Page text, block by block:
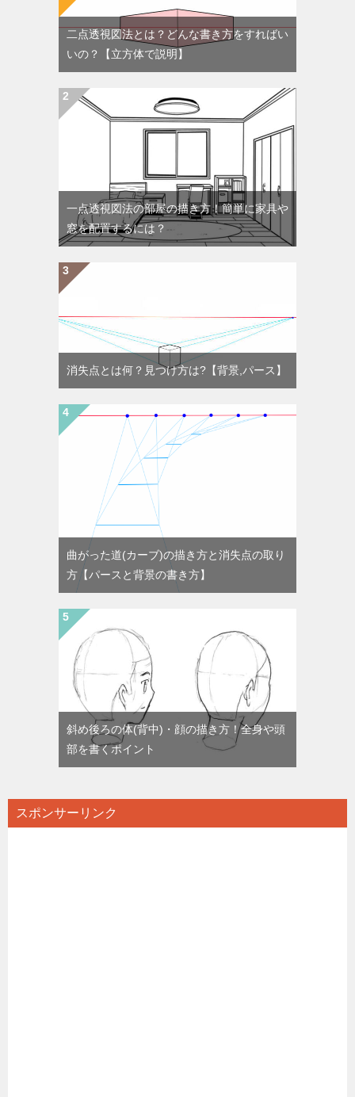
二点透視図法とは？どんな書き方をすればい
いの？【立方体で説明】
一点透視図法の部屋の描き方！簡単に家具や
窓を配置するには？
消失点とは何？見つけ方は?【背景,パース】
曲がった道(カーブ)の描き方と消失点の取り
方【パースと背景の書き方】
斜め後ろの体(背中)・顔の描き方！全身や頭
部を書くポイント
スポンサーリンク